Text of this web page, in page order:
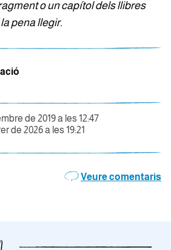
o un capítol dels llibres
pena llegir.
de 2019 a les 12:47
de 2026 a les 19:21
Veure comentaris